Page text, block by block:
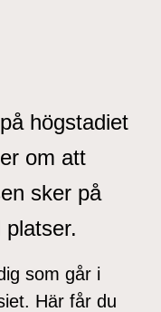
högstadiet
om att
sker på
som går i
Här får du